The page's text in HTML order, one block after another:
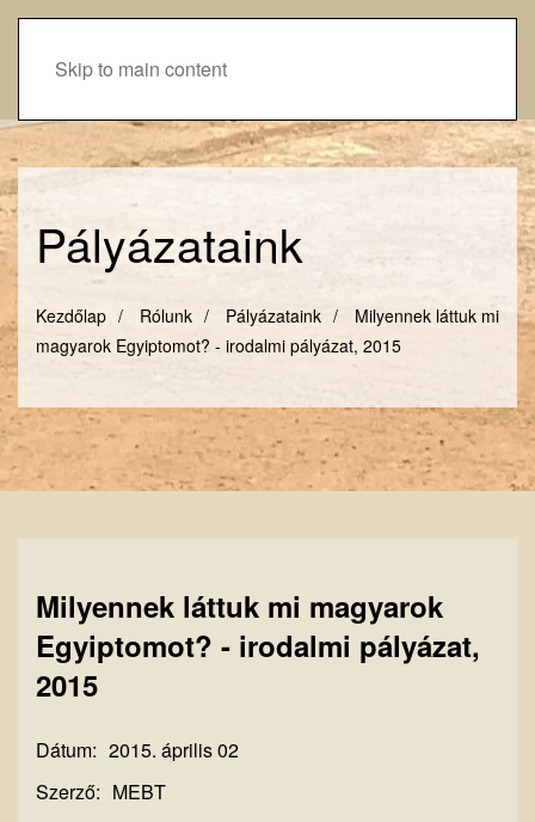
Skip to main content
Pályázataink
Kezdőlap Rólunk Pályázataink
Milyennek láttuk mi
magyarok Egyiptomot? - irodalmi pályázat, 2015
Milyennek láttuk mi magyarok
Egyiptomot? - irodalmi pályázat,
2015
Dátum: 2015. április 02
Szerző: MEBT